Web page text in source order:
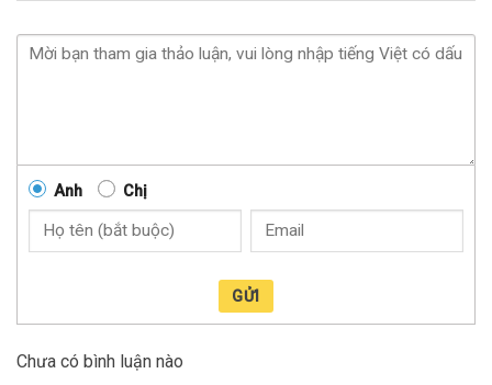
Anh Chị
GỬI
Chưa có bình luận nào